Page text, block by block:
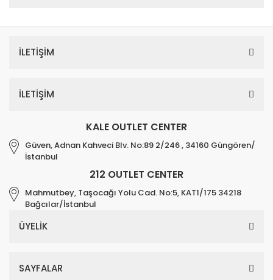
İLETİŞİM
İLETİŞİM
KALE OUTLET CENTER
Güven, Adnan Kahveci Blv. No:89 2/246 , 34160 Güngören/
İstanbul
212 OUTLET CENTER
Mahmutbey, Taşocağı Yolu Cad. No:5, KAT1/175 34218
Bağcılar/İstanbul
ÜYELİK
SAYFALAR